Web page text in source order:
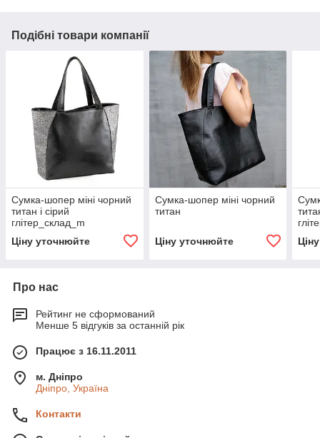
Подібні товари компанії
Сумка-шопер міні чорний
титан і сірий
глітер_склад_m
Ціну уточнюйте
Сумка-шопер міні чорний
титан
Ціну уточнюйте
Про нас
Рейтинг не сформований
Менше 5 відгуків за останній рік
Працює з 16.11.2011
м. Дніпро
Дніпро, Україна
Контакти